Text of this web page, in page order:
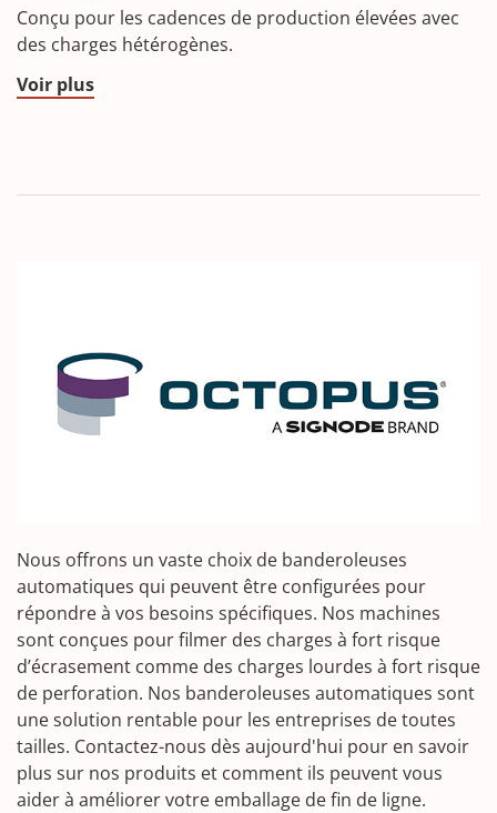
Conçu pour les cadences de production élevées avec
des charges hétérogènes.
Voir plus
Nous offrons un vaste choix de banderoleuses
automatiques qui peuvent être configurées pour
répondre à vos besoins spécifiques. Nos machines
sont conçues pour filmer des charges à fort risque
d’écrasement comme des charges lourdes à fort risque
de perforation. Nos banderoleuses automatiques sont
une solution rentable pour les entreprises de toutes
tailles. Contactez-nous dès aujourd'hui pour en savoir
plus sur nos produits et comment ils peuvent vous
aider à améliorer votre emballage de fin de ligne.